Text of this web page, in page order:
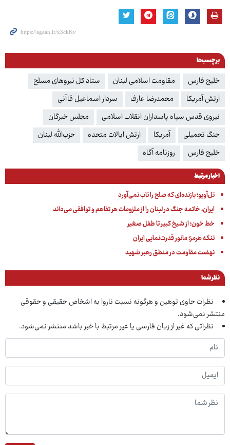
برچسب‌ها
خلیج فارس‌ مقاومت اسلامی لبنان
ستاد کل نیروهای مسلح
ارتش آمریکا
محمدرضا عارف
سردار اسماعیل قاآنی
نیروی قدس سپاه پاسداران انقلاب اسلامی
مجلس خبرگان
جنگ تحمیلی
آمریکا ارتش ایالات متحده
حزب‌الله لبنان
خلیج فارس
روزنامه آگاه
اخبار مرتبط
تل‌آویو؛ بازنده‌ای که صلح را تاب نمی‌آورد
ایران، خاتمه جنگ در لبنان را از ملزومات هر تفاهم و توافقی می‌داند
خط خون؛ از شیخ کبیر تا طفل صغیر
تنگه هرمز؛ مانور قدرت‌نمایی ایران
نهضت مقاومت در منطق رهبر شهید
نظر شما
نظرات حاوی توهین و هرگونه نسبت ناروا به اشخاص حقیقی و حقوقی
منتشر نمی‌شود.
نظراتی که غیر از زبان فارسی یا غیر مرتبط با خبر باشد منتشر نمی‌شود.